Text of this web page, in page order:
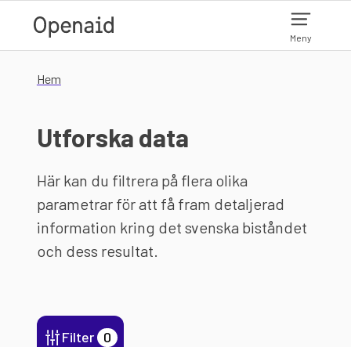
Meny
Hem
Utforska data
Här kan du filtrera på flera olika
parametrar för att få fram detaljerad
information kring det svenska biståndet
och dess resultat.
Filter 0